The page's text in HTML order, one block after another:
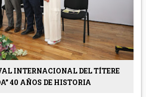
INTERNACIONAL DEL TÍTERE
40 AÑOS DE HISTORIA